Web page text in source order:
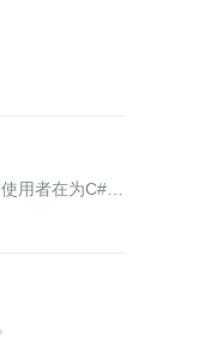
用者在为C#和
持以及请求的